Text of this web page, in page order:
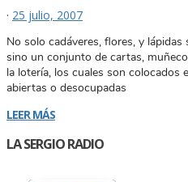
· 25 julio, 2007
No solo cadáveres, flores, y
sino un conjunto de cartas,
la lotería, los cuales son colocados
abiertas o desocupadas
LEER MÁS
LA SERGIO RADIO